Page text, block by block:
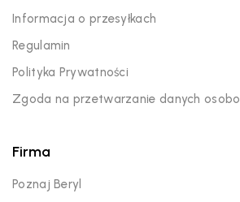
Informacja o przesyłkach
Regulamin
Polityka Prywatności
Zgoda na przetwarzanie danych
Firma
Poznaj Beryl